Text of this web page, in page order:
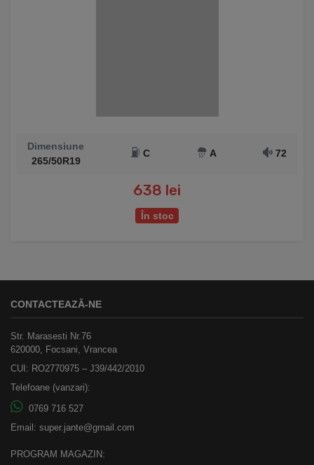
Dimensiune
265/50R19
C A 72
638 lei
În stoc
CONTACTEAZĂ-NE
Str. Marasesti Nr.76
620000, Focsani, Vrancea
CUI: RO2770975 – J39/442/2010
Telefoane (vanzari):
0769 716 527
Email: super.jante@gmail.com
PROGRAM MAGAZIN: